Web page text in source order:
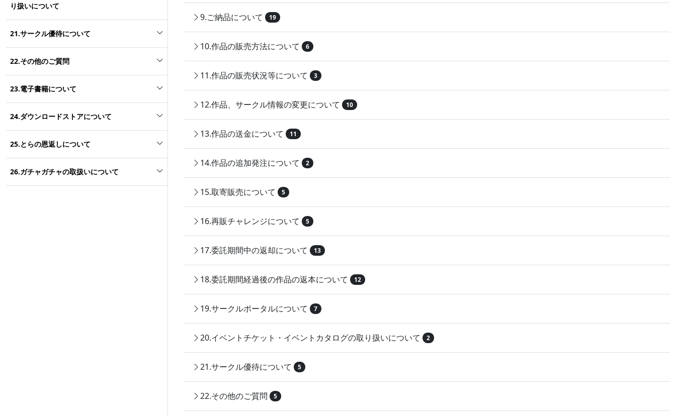
り扱いについて
21.サークル優待について
22.その他のご質問
23.電子書籍について
24.ダウンロードストアについて
25.とらの恩返しについて
26.ガチャガチャの取扱いについて
9.ご納品について 19
10.作品の販売方法について 6
11.作品の販売状況等について 3
12.作品、サークル情報の変更について 10
13.作品の送金について 11
14.作品の追加発注について 2
15.取寄販売について 5
16.再販チャレンジについて 5
17.委託期間中の返却について 13
18.委託期間経過後の作品の返本について 12
19.サークルポータルについて 7
20.イベントチケット・イベントカタログの取り扱いについて 2
21.サークル優待について 5
22.その他のご質問 5